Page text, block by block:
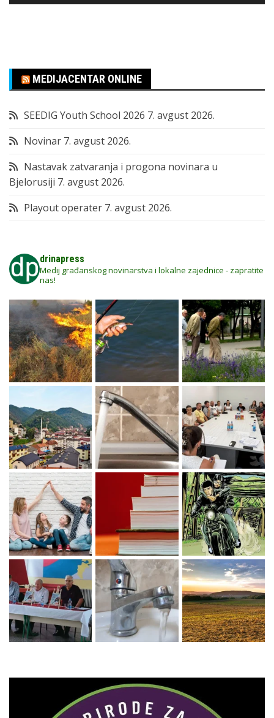
MEDIJACENTAR ONLINE
SEEDIG Youth School 2026 7. avgust 2026.
Novinar 7. avgust 2026.
Nastavak zatvaranja i progona novinara u
Bjelorusiji 7. avgust 2026.
Playout operater 7. avgust 2026.
drinapress
Medij građanskog novinarstva i lokalne zajednice - zapratite
nas!